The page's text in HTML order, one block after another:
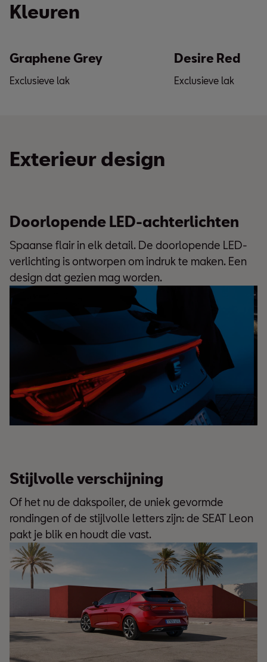
Kleuren
Graphene Grey
Exclusieve lak
Desire Red
Exclusieve lak
Exterieur design
Doorlopende LED-achterlichten
Spaanse flair in elk detail. De doorlopende LED-
verlichting is ontworpen om indruk te maken. Een
design dat gezien mag worden.
Stijlvolle verschijning
Of het nu de dakspoiler, de uniek gevormde
rondingen of de stijlvolle letters zijn: de SEAT Leon
pakt je blik en houdt die vast.